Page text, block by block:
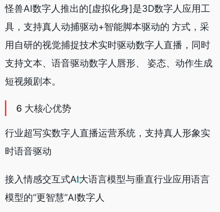
怪兽AI数字人推出的[虚拟化身]是3D数字人应用工
具，支持真人动捕驱动+智能脚本驱动的 方式，采
用自研的视觉捕捉技术实时驱动数字人直播，同时
支持文本、语音驱动数字人唇形、 姿态、动作生成
短视频剧本。
6 大核心优势
行业超写实数字人直播运营系统，支持真人形象实
时语音驱动
接入情感交互式AI大语言模型与垂直行业应用语言
模型的“更智慧”AI数字人